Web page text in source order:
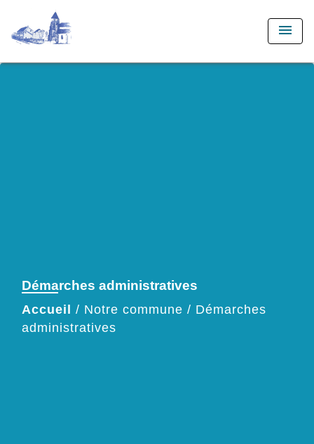
menu
Démarches administratives
Accueil / Notre commune / Démarches
administratives